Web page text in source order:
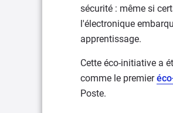
sécurité : même si
l'électronique
apprentissage.
Cette éco-initiative a
comme le premier
Poste.